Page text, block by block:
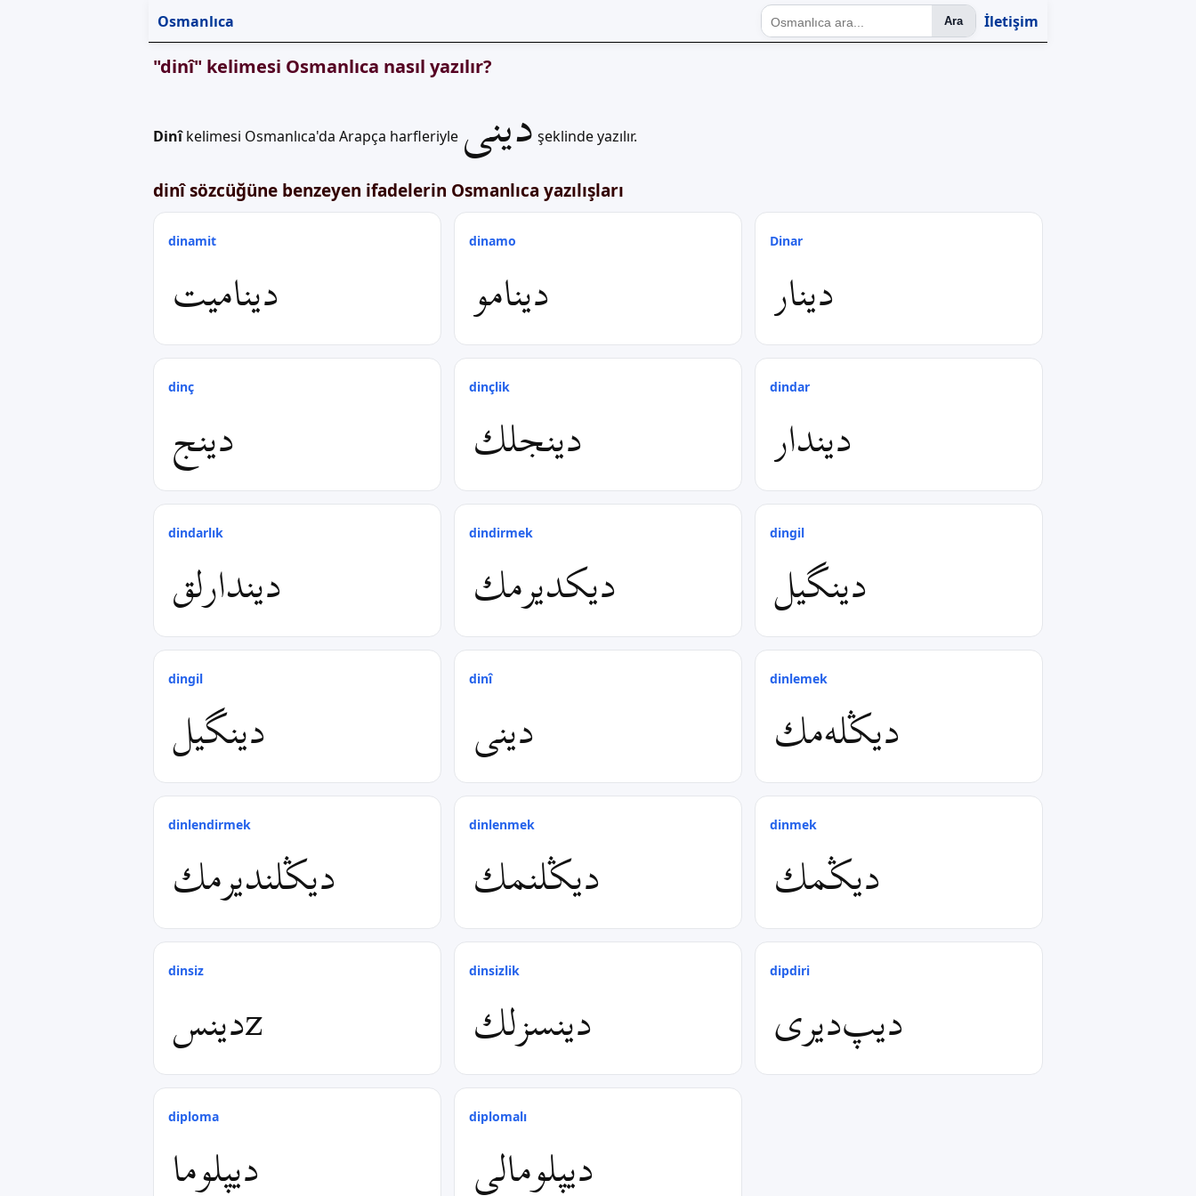
Osmanlıca Ara İletişim
"dinî" kelimesi Osmanlıca nasıl yazılır?
Dinîkelimesi Osmanlıca'da Arapça harfleriyle دینی şeklinde yazılır.
dinî sözcüğüne benzeyen ifadelerin Osmanlıca yazılışları
dinamit
دینامیت
dinamo
دینامو
Dinar
دینار
dinç
دینج
dinçlik
دینجلك
dindar
دیندار
dindarlık
دیندارلق
dindirmek
دیكدیرمك
dingil
دینگيل
dingil
دینگیل
dinî
دینی
dinlemek
دیݣله‌مك
dinlendirmek
دیݣلندیرمك
dinlenmek
دیݣلنمك
dinmek
دیݣمك
dinsiz
دینسz
dinsizlik
دینسزلك
dipdiri
دیپ‌دیری
diploma
دیپلوما
diplomalı
دیپلومالی